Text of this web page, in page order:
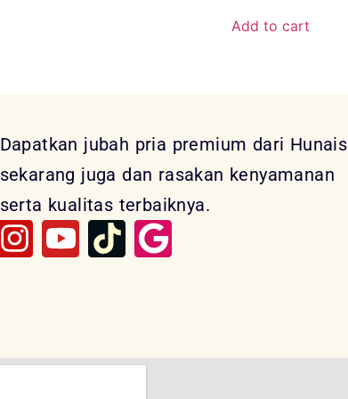
Add to cart
Dapatkan jubah pria premium dari Hunais
sekarang juga dan rasakan kenyamanan
serta kualitas terbaiknya.